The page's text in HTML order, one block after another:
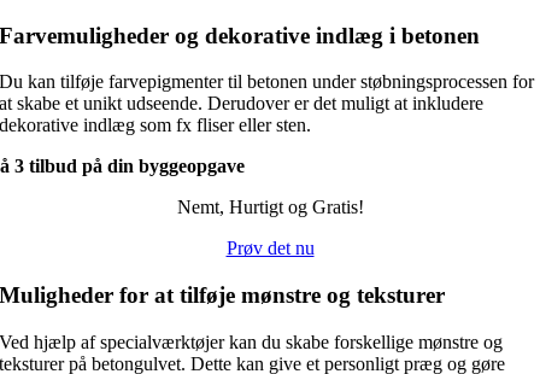
Farvemuligheder og dekorative indlæg i betonen
Du kan tilføje farvepigmenter til betonen under støbningsprocessen for
at skabe et unikt udseende. Derudover er det muligt at inkludere
dekorative indlæg som fx fliser eller sten.
3 tilbud på din byggeopgave
Nemt, Hurtigt og Gratis!
Prøv det nu
Muligheder for at tilføje mønstre og teksturer
Ved hjælp af specialværktøjer kan du skabe forskellige mønstre og
teksturer på betongulvet. Dette kan give et personligt præg og gøre